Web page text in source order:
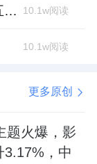
管项目开展
用实际行动
来。”莫凡
越秀集团双案例写入广东“十四五”公共文化答卷，复合文化空间助力青年发展型城市建设 10.1w阅读
10.1w阅读
更多原创
题火爆，影
3.17%，中